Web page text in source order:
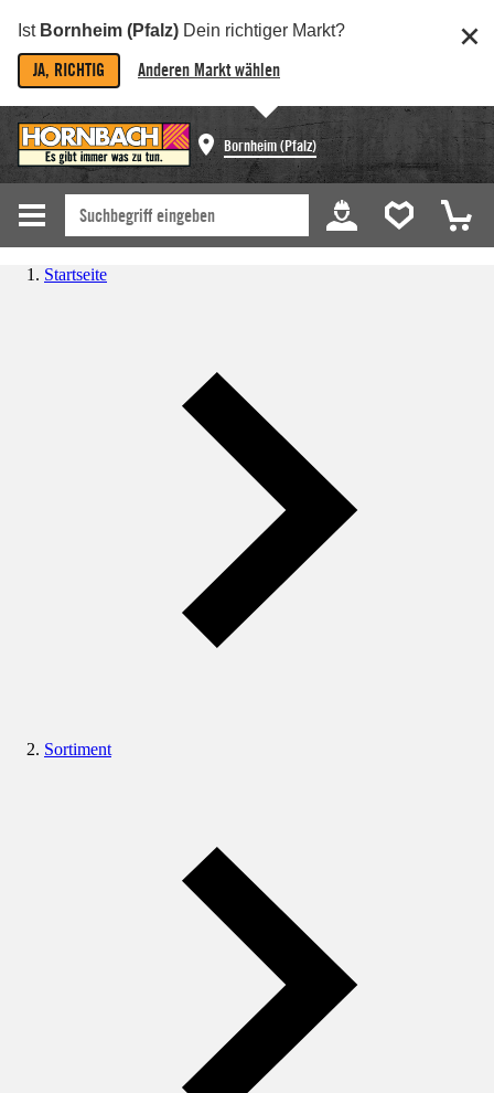
Ist Bornheim (Pfalz) Dein richtiger Markt?
JA, RICHTIG Anderen Markt wählen
Bornheim (Pfalz)
Startseite
Sortiment